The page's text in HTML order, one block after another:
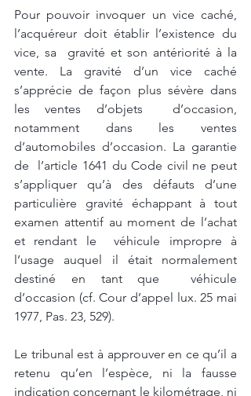
Pour pouvoir invoquer un vice caché,
l’acquéreur doit établir l’existence du
vice, sa  gravité et son antériorité à la
vente. La gravité d’un vice caché
s’apprécie de façon plus sévère dans
les ventes d’objets  d’occasion,
notamment dans les ventes
d’automobiles d’occasion. La garantie
de  l’article 1641 du Code civil ne peut
s’appliquer qu’à des défauts d’une
particulière gravité échappant à tout
examen attentif au moment de l’achat
et rendant le  véhicule impropre à
l’usage auquel il était normalement
destiné en tant que  véhicule
d’occasion (cf. Cour d’appel lux. 25 mai
1977, Pas. 23, 529).
Le tribunal est à approuver en ce qu’il a
retenu qu’en l’espèce, ni la fausse
indication concernant le kilométrage, ni